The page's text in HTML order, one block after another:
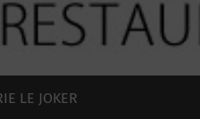
LE JOKER